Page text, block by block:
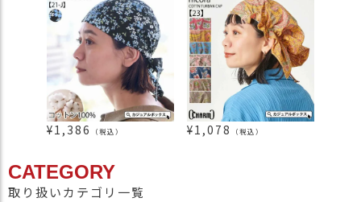
¥1,386 （税込） ¥1,078 （税込）
CATEGORY
取り扱いカテゴリ一覧